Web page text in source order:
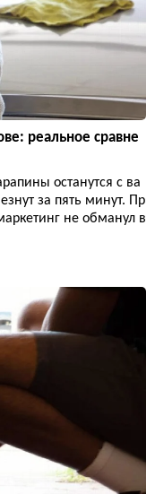
реальное сравне
останутся с ва
за пять минут. Пр
не обманул в